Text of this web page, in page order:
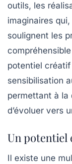
outils, les
imaginaires
soulignent les
potentiel
sensibilisation
permettant à la
d’évoluer vers
Un potentiel
Il existe une